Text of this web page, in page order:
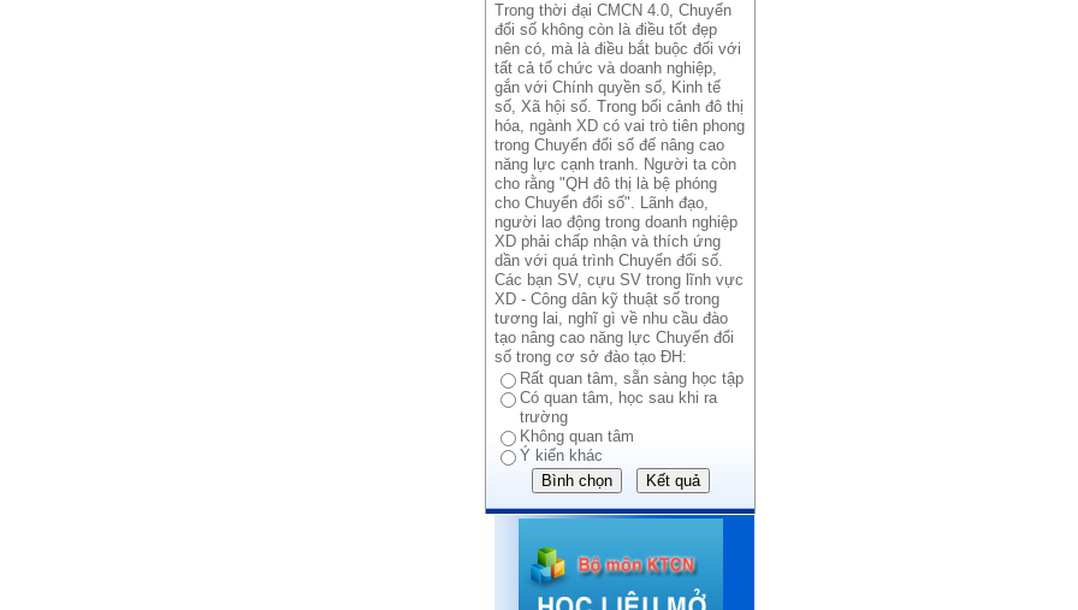
Trong thời đại CMCN 4.0, Chuyển
đổi số không còn là điều tốt đẹp
nên có, mà là điều bắt buộc đối với
tất cả tổ chức và doanh nghiệp,
gắn với Chính quyền số, Kinh tế
số, Xã hội số. Trong bối cảnh đô thị
hóa, ngành XD có vai trò tiên phong
trong Chuyển đổi số đế nâng cao
năng lực cạnh tranh. Người ta còn
cho rằng "QH đô thị là bệ phóng
cho Chuyển đổi số". Lãnh đạo,
người lao động trong doanh nghiệp
XD phải chấp nhận và thích ứng
dần với quá trình Chuyển đổi số.
Các bạn SV, cựu SV trong lĩnh vực
XD - Công dân kỹ thuật số trong
tương lai, nghĩ gì về nhu cầu đào
tạo nâng cao năng lực Chuyển đổi
số trong cơ sở đào tạo ĐH:
Rất quan tâm, sẵn sàng học tập
Có quan tâm, học sau khi ra
trường
Không quan tâm
Ý kiến khác